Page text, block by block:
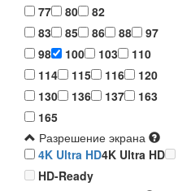
77
80
82
83
85 86 88
97
98
100 103
110
114
115 116
120
130
136 137
163
165
Разрешение экрана
4K Ultra HD4K Ultra HD
HD-Ready